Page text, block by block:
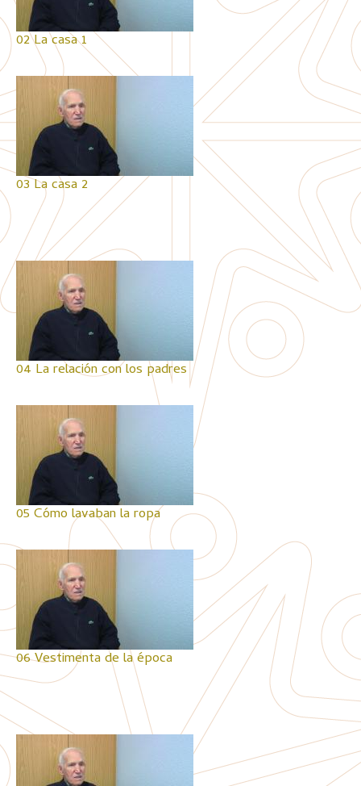
02 La casa 1
03 La casa 2
04 La relación con los padres
05 Cómo lavaban la ropa
06 Vestimenta de la época